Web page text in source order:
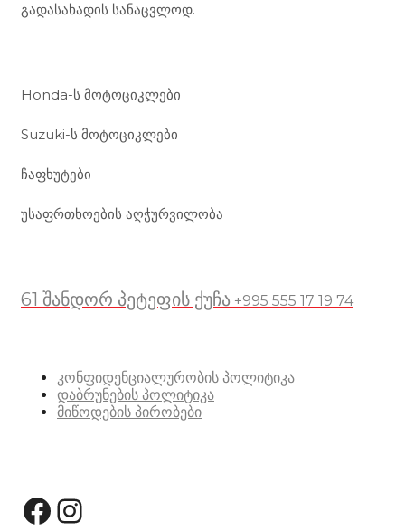
გადასახადის სანაცვლოდ.
Honda-ს მოტოციკლები
Suzuki-ს მოტოციკლები
ჩაფხუტები
უსაფრთხოების აღჭურვილობა
61 შანდორ პეტეფის ქუჩა +995 555 17 19 74
კონფიდენციალურობის პოლიტიკა
დაბრუნების პოლიტიკა
მიწოდების პირობები
Facebook
Instagram